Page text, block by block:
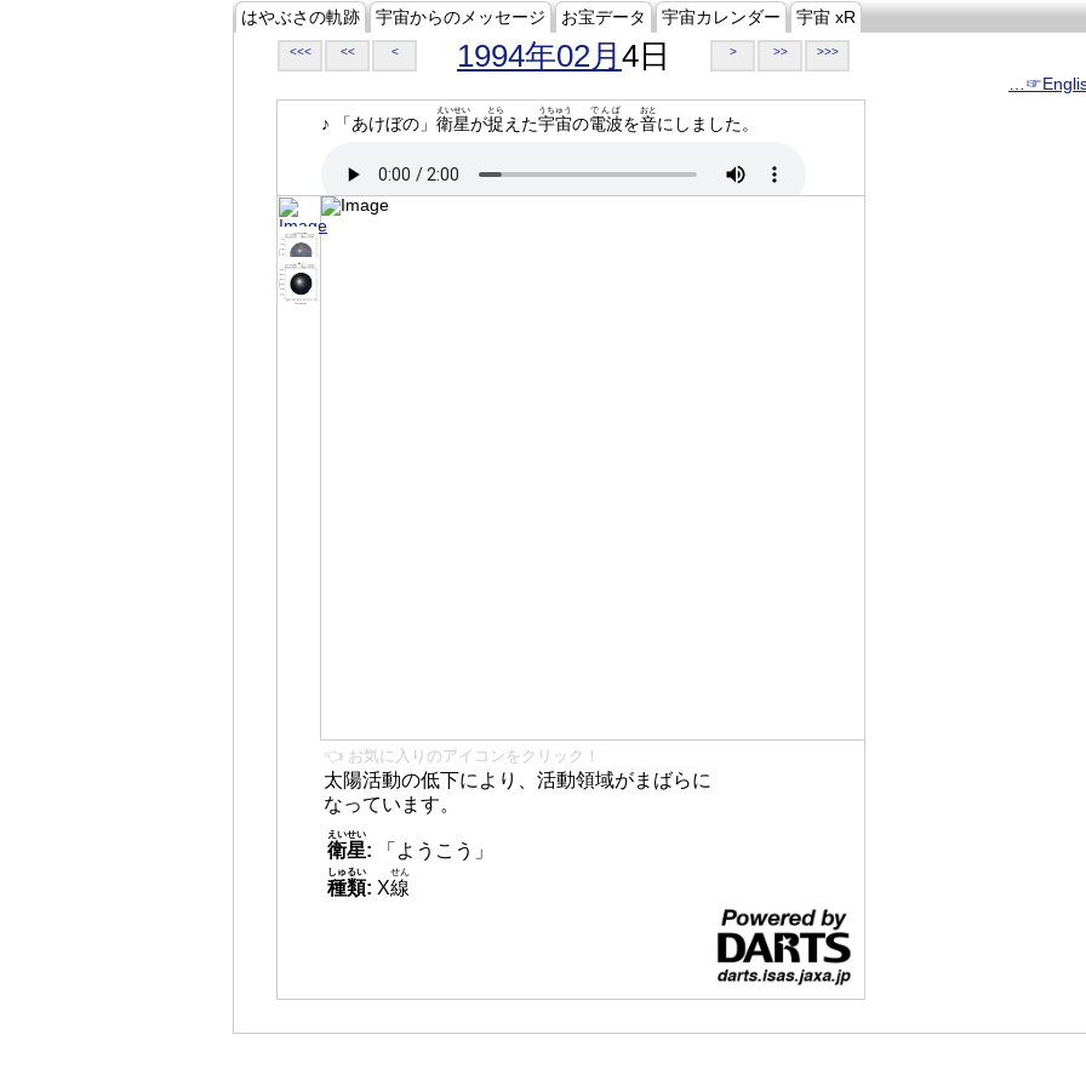
はやぶさの軌跡 宇宙からのメッセージ お宝データ 宇宙カレンダー 宇宙 xR
<<< << < 1994年02月 4日 > >> >>>
♪ 「あけぼの」 衛星
えいせい
が捉
とら
えた宇宙
うちゅう
の電波
でんぱ
を音
おと
にしました。
👈 お気に入りのアイコンをクリック！
太陽活動の低下により、活動領域がまばらに
なっています。
衛星
えいせい
:
「ようこう」
種類
しゅるい
: X線
せん